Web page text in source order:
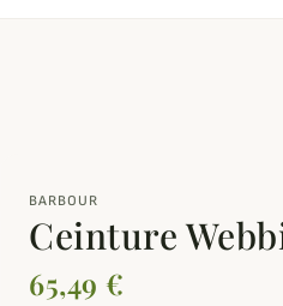
BARBOUR
Ceinture
65,49 €